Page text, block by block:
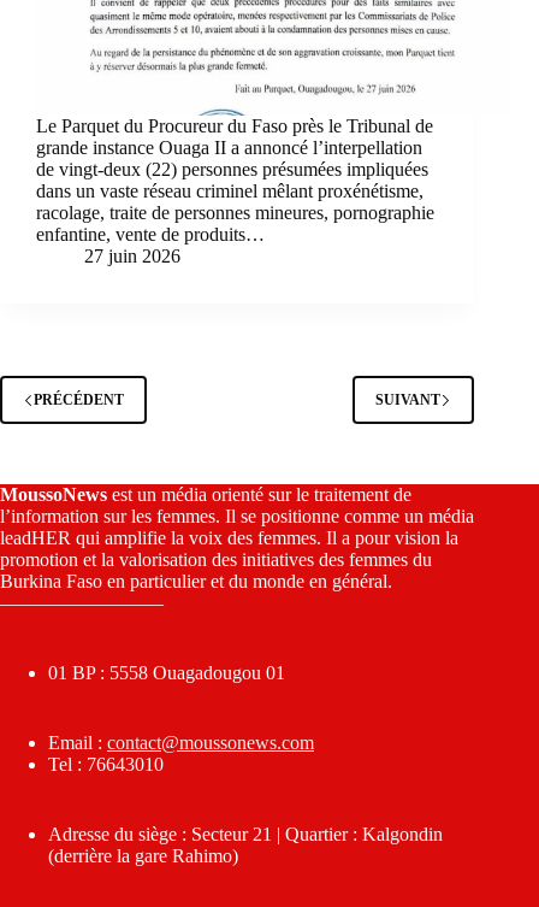
Le Parquet du Procureur du Faso près le Tribunal de
grande instance Ouaga II a annoncé l’interpellation
de vingt-deux (22) personnes présumées impliquées
dans un vaste réseau criminel mêlant proxénétisme,
racolage, traite de personnes mineures, pornographie
enfantine, vente de produits…
27 juin 2026
PRÉCÉDENT SUIVANT
MoussoNews est un média orienté sur le traitement de
l’information sur les femmes. Il se positionne comme un média
leadHER qui amplifie la voix des femmes. Il a pour vision la
promotion et la valorisation des initiatives des femmes du
Burkina Faso en particulier et du monde en général.
————————–
01 BP : 5558 Ouagadougou 01
Email : contact@moussonews.com
Tel : 76643010
Adresse du siège : Secteur 21 | Quartier : Kalgondin
(derrière la gare Rahimo)